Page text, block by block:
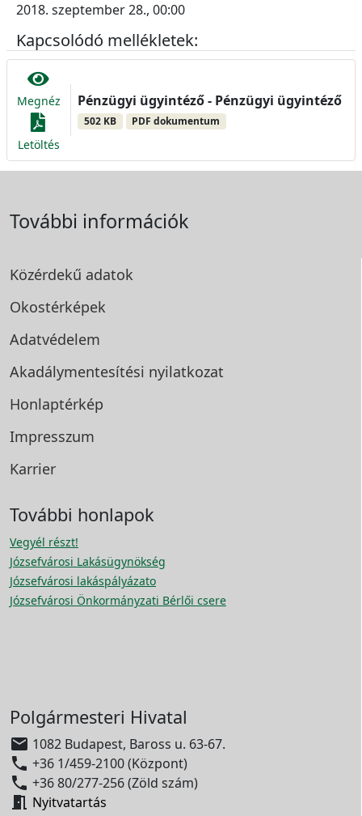
2018. szeptember 28., 00:00
Kapcsolódó mellékletek:
Megnéz
Letöltés
Pénzügyi ügyintéző - Pénzügyi ügyintéző
502 KB PDF dokumentum
További információk
Közérdekű adatok
Okostérképek
Adatvédelem
Akadálymentesítési nyilatkozat
Honlaptérkép
Impresszum
Karrier
További honlapok
Vegyél részt!
Józsefvárosi Lakásügynökség
Józsefvárosi lakáspályázato
Józsefvárosi Önkormányzati Bérlői csere
Polgármesteri Hivatal
 1082 Budapest, Baross u. 63-67.
 +36 1/459-2100 (Központ)
 +36 80/277-256 (Zöld szám)
 Nyitvatartás